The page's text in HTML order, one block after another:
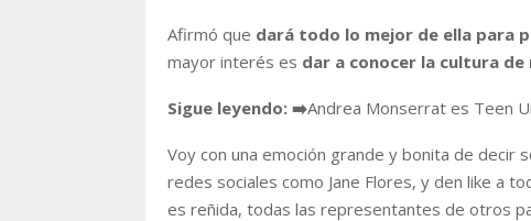
Afirmó que dará todo lo mejor de ella para
mayor interés es dar a conocer la cultura
Sigue leyendo: ➡️Andrea Monserrat es Teen
Voy con una emoción grande y bonita de decir
redes sociales como Jane Flores, y den like a
es reñida, todas las representantes de otros